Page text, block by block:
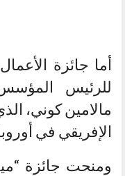
للرئيس
مالامين كوني،
الإفريقي في